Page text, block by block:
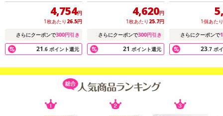
4,754円
1枚あたり 26.5円
さらにクーポンで300円引き
21.6 ポイント還元
4,620円
1枚あたり 25.7円
さらにクーポンで300円引き
21 ポイント還元
ェクトオールイ
1個あたり
さらにクーポンで
23.7 ポ